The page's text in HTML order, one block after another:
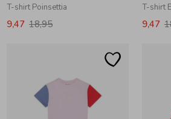
T-shirt Poinsettia
9,47 18,95
T-shirt
9,47